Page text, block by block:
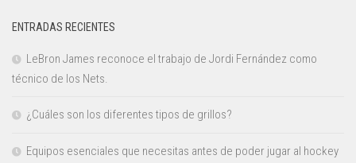
ENTRADAS RECIENTES
LeBron James reconoce el trabajo de Jordi Fernández como
técnico de los Nets.
¿Cuáles son los diferentes tipos de grillos?
Equipos esenciales que necesitas antes de poder jugar al hockey